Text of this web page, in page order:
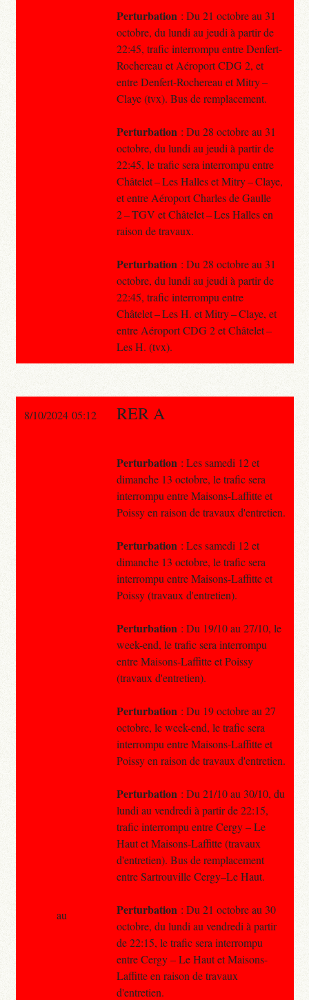
Perturbation : Du 21 octobre au 31
octobre, du lundi au jeudi à partir de
22:45, trafic interrompu entre Denfert-
Rochereau et Aéroport CDG 2, et
entre Denfert-Rochereau et Mitry –
Claye (tvx). Bus de remplacement.
Perturbation : Du 28 octobre au 31
octobre, du lundi au jeudi à partir de
22:45, le trafic sera interrompu entre
Châtelet – Les Halles et Mitry – Claye,
et entre Aéroport Charles de Gaulle
2 – TGV et Châtelet – Les Halles en
raison de travaux.
Perturbation : Du 28 octobre au 31
octobre, du lundi au jeudi à partir de
22:45, trafic interrompu entre
Châtelet – Les H. et Mitry – Claye, et
entre Aéroport CDG 2 et Châtelet –
Les H. (tvx).
8/10/2024 05:12 RER A
Perturbation : Les samedi 12 et
dimanche 13 octobre, le trafic sera
interrompu entre Maisons-Laffitte et
Poissy en raison de travaux d'entretien.
Perturbation : Les samedi 12 et
dimanche 13 octobre, le trafic sera
interrompu entre Maisons-Laffitte et
Poissy (travaux d'entretien).
Perturbation : Du 19/10 au 27/10, le
week-end, le trafic sera interrompu
entre Maisons-Laffitte et Poissy
(travaux d'entretien).
Perturbation : Du 19 octobre au 27
octobre, le week-end, le trafic sera
interrompu entre Maisons-Laffitte et
Poissy en raison de travaux d'entretien.
Perturbation : Du 21/10 au 30/10, du
lundi au vendredi à partir de 22:15,
trafic interrompu entre Cergy – Le
Haut et Maisons-Laffitte (travaux
d'entretien). Bus de remplacement
entre Sartrouville Cergy–Le Haut.
Perturbation : Du 21 octobre au 30
octobre, du lundi au vendredi à partir
de 22:15, le trafic sera interrompu
entre Cergy – Le Haut et Maisons-
Laffitte en raison de travaux
d'entretien.
au